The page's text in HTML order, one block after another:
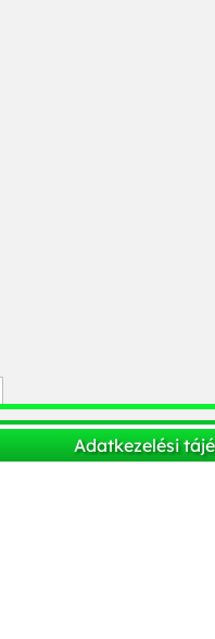
Adatkezelési